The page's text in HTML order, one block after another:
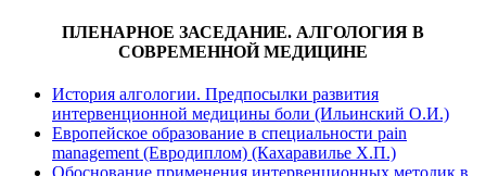
ПЛЕНАРНОЕ ЗАСЕДАНИЕ. АЛГОЛОГИЯ В
СОВРЕМЕННОЙ МЕДИЦИНЕ
История алгологии. Предпосылки развития
интервенционной медицины боли (Ильинский О.И.)
Европейское образование в специальности pain
management (Евродиплом) (Кахаравилье Х.П.)